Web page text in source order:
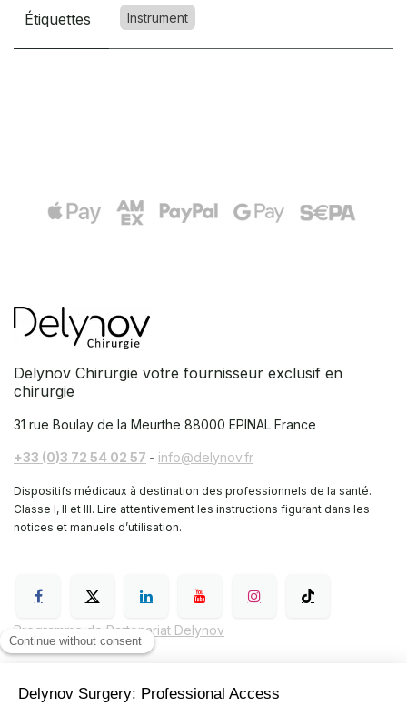
Étiquettes Instrument
Delynov Chirurgie votre fournisseur exclusif en
chirurgie
31 rue Boulay de la Meurthe 88000 EPINAL France
+33 (0)3 72 54 02 57 - info@delynov.fr
Dispositifs médicaux à destination des professionnels de la santé.
Classe I, II et III. Lire attentivement les instructions figurant dans les
notices et manuels d’utilisation.
Programme de Partenariat Delynov
Conditions générales de vente (CGV)